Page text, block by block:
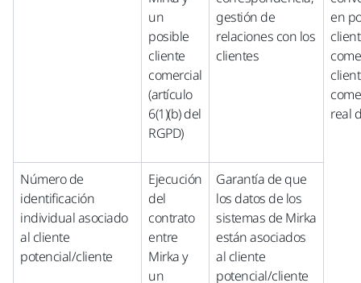
un
posible
cliente
comercial
(artículo
6(1)(b) del
RGPD)
gestión de
relaciones con los
clientes
en
real
Número de
identificación
individual asociado
al cliente
potencial/cliente
Ejecución
del
contrato
entre
Mirka y
un
Garantía de que
los datos de los
sistemas de Mirka
están asociados
al cliente
potencial/cliente